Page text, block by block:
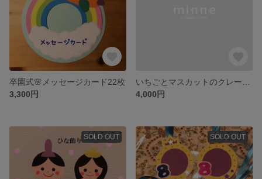
卒園式🌸メッセージカード22枚
3,300円
4,000円
SOLD OUT SOLD OUT